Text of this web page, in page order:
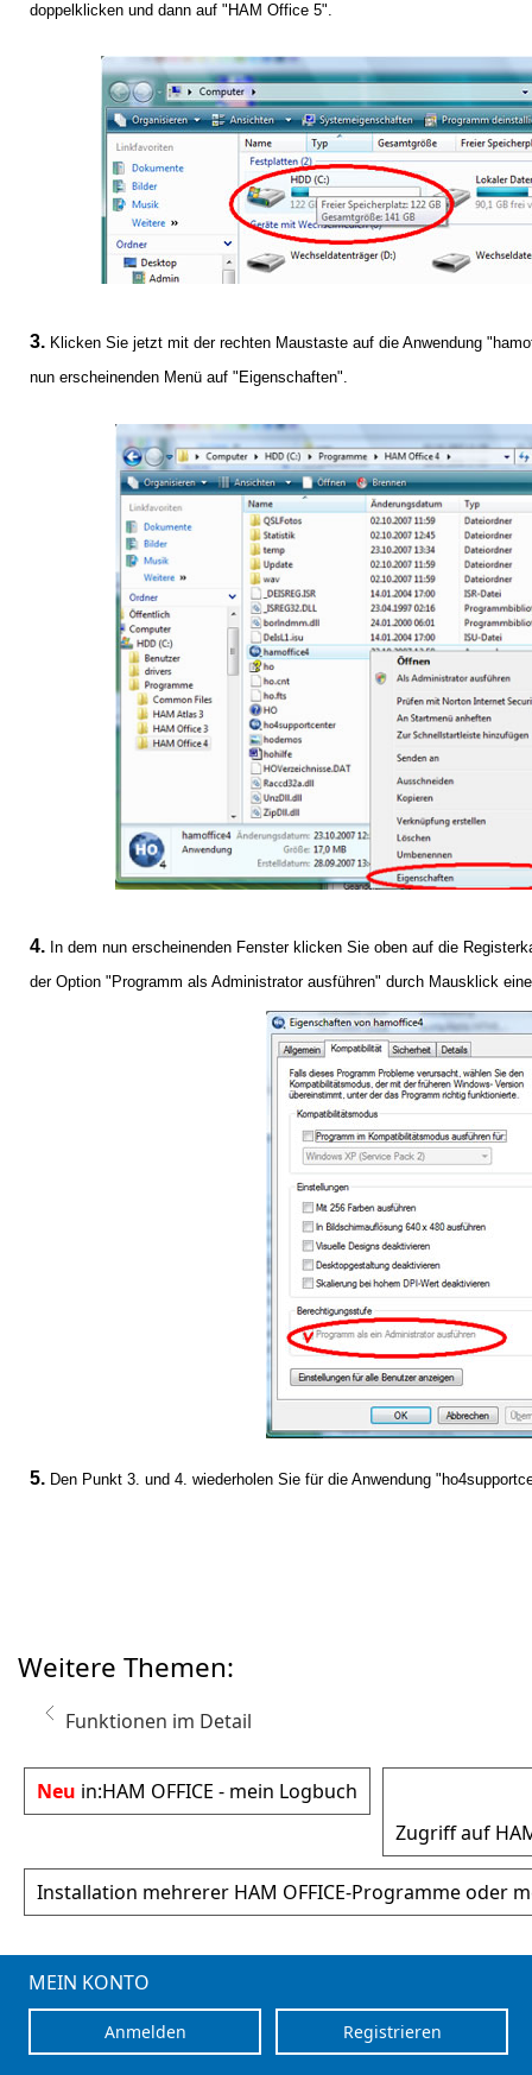
doppelklicken und dann auf "HAM Office 5".
3. Klicken Sie jetzt mit der rechten Maustaste auf die Anwendung
nun erscheinenden Menü auf "Eigenschaften".
4. In dem nun erscheinenden Fenster klicken Sie oben auf die
der Option "Programm als Administrator ausführen" durch Mausklick
5. Den Punkt 3. und 4. wiederholen Sie für die Anwendung
Weitere Themen:
Funktionen im Detail
Neu in:HAM OFFICE - mein Logbuch
Zugriff auf
Installation mehrerer HAM OFFICE-Programme oder
MEIN KONTO
Registrieren
Anmelden